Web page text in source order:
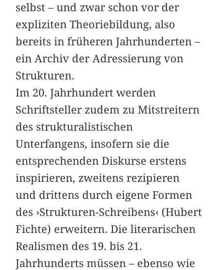
selbst – und zwar schon vor der
expliziten Theoriebildung, also
bereits in früheren Jahrhunderten –
ein Archiv der Adressierung von
Strukturen.
Im 20. Jahrhundert werden
Schriftsteller zudem zu Mitstreitern
des strukturalistischen
Unterfangens, insofern sie die
entsprechenden Diskurse erstens
inspirieren, zweitens rezipieren
und drittens durch eigene Formen
des ›Strukturen-Schreibens‹ (Hubert
Fichte) erweitern. Die literarischen
Realismen des 19. bis 21.
Jahrhunderts müssen – ebenso wie